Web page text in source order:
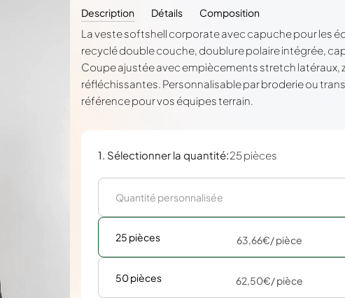
Description Détails Composition
La veste softshell corporate avec capuche pour les
recyclé double couche, doublure polaire intégrée,
Coupe ajustée avec empiècements stretch latéraux,
réfléchissantes. Personnalisable par broderie ou
référence pour vos équipes terrain.
1. Sélectionner la quantité:25 pièces
25 pièces 63,66€/ pièce
50 pièces 62,50€/ pièce